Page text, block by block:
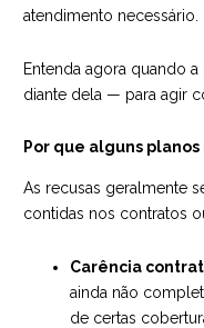
atendimento necessário.
Entenda agora quando
diante dela — para agir
Por que alguns
As recusas geralmente
contidas nos contratos
Carência
ainda não
de certas